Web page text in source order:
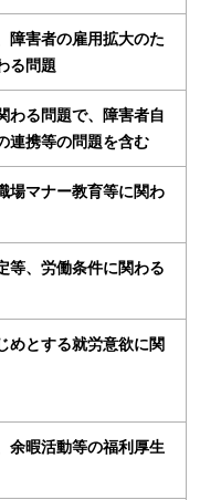
障害者の雇用拡大のた
る問題
わる問題で、障害者自
連携等の問題を含む
場マナー教育等に関わ
等、労働条件に関わる
めとする就労意欲に関
余暇活動等の福利厚生